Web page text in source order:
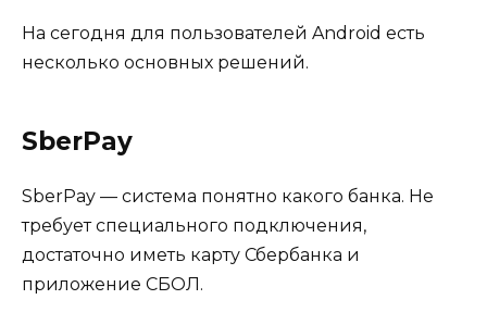
На сегодня для пользователей Android есть
несколько основных решений.
SberPay
SberPay — система понятно какого банка. Не
требует специального подключения,
достаточно иметь карту Сбербанка и
приложение СБОЛ.